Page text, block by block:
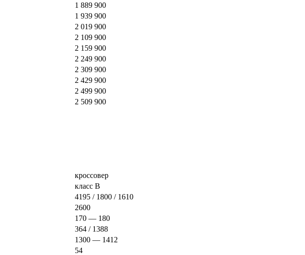
1 889 900
1 939 900
2 019 900
2 109 900
2 159 900
2 249 900
2 309 900
2 429 900
2 499 900
2 509 900
кроссовер
класс B
4195 / 1800 / 1610
2600
170 — 180
364 / 1388
1300 — 1412
54